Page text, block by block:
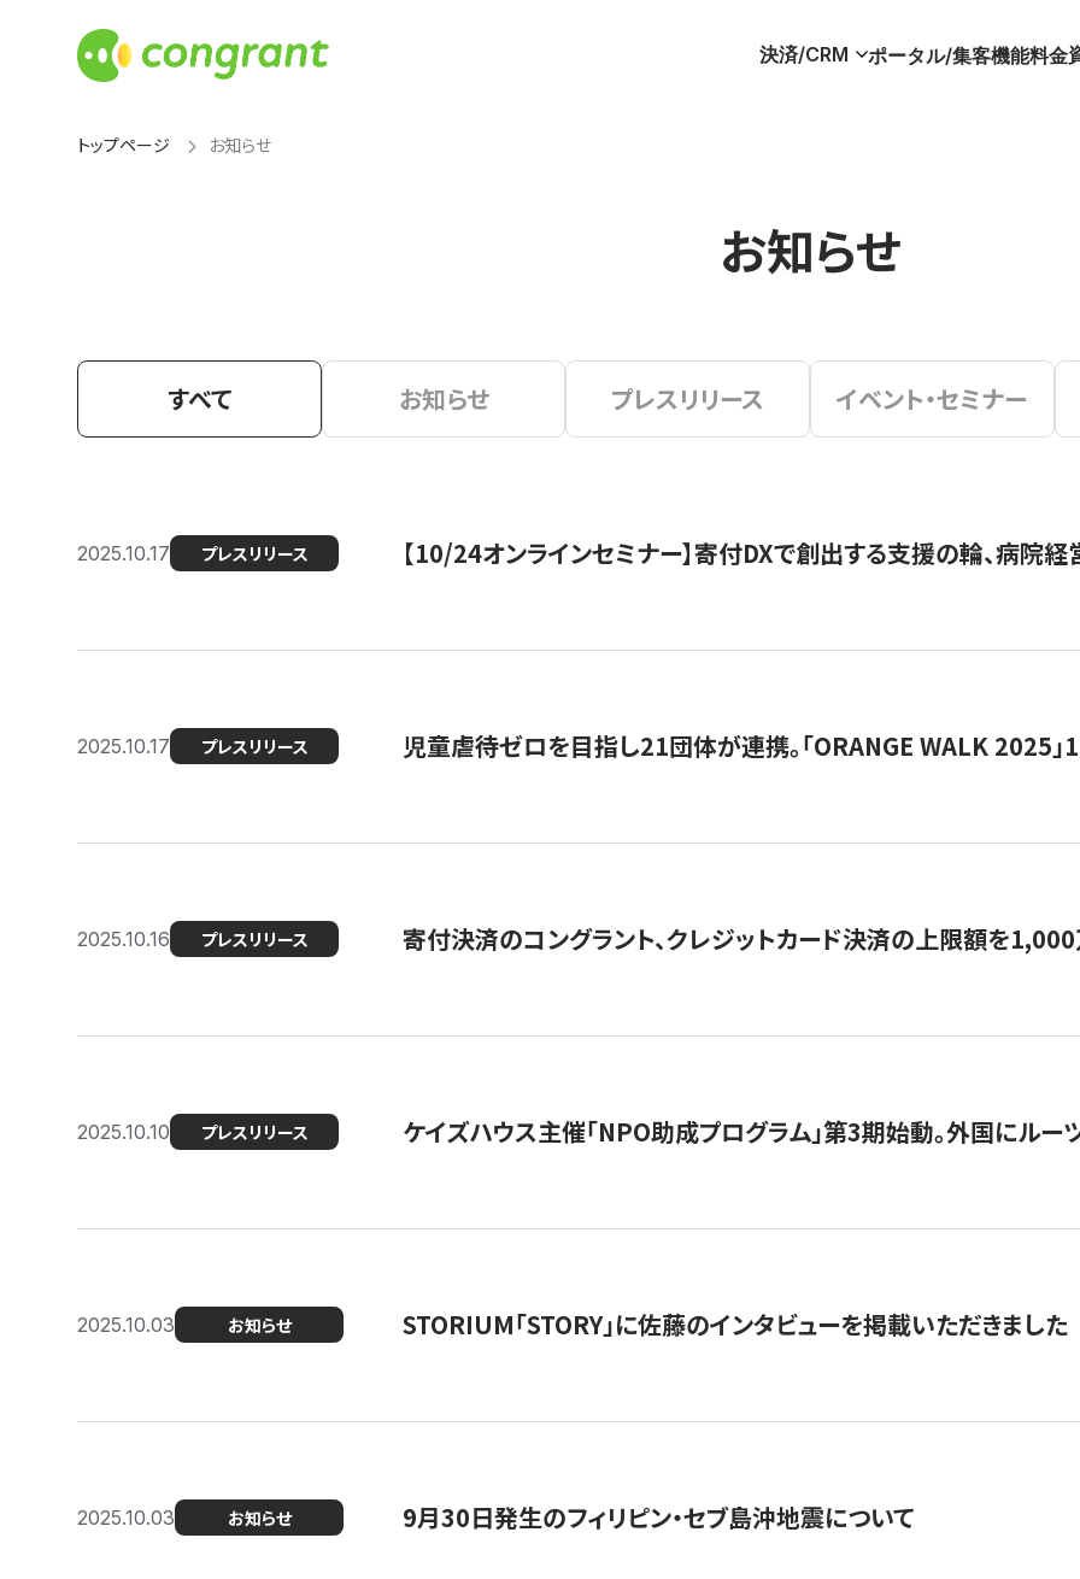
決済/CRM ポータル/集客機能料金
トップページ お知らせ
お知らせ
すべて お知らせ プレスリリース イベント・セミナー
2025.10.17 プレスリリース 【10/24オンラインセミナー】寄付DXで創出する支援の輪、病院
2025.10.17 プレスリリース 児童虐待ゼロを目指し21団体が連携。「ORANGE WALK 2025」
2025.10.16 プレスリリース 寄付決済のコングラント、クレジットカード決済の上限額を
2025.10.10 プレスリリース ケイズハウス主催「NPO助成プログラム」第3期始動。外国にル
2025.10.03 お知らせ STORIUM「STORY」に佐藤のインタビューを掲載いただきました
2025.10.03 お知らせ 9月30日発生のフィリピン・セブ島沖地震について